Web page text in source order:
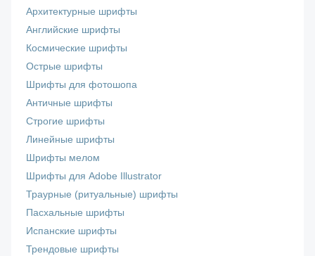
Архитектурные шрифты
Английские шрифты
Космические шрифты
Острые шрифты
Шрифты для фотошопа
Античные шрифты
Строгие шрифты
Линейные шрифты
Шрифты мелом
Шрифты для Adobe Illustrator
Траурные (ритуальные) шрифты
Пасхальные шрифты
Испанские шрифты
Трендовые шрифты